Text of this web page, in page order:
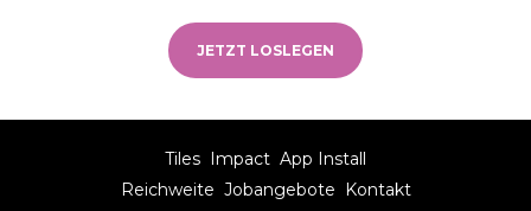
JETZT LOSLEGEN
Tiles Impact App Install
Reichweite Jobangebote Kontakt